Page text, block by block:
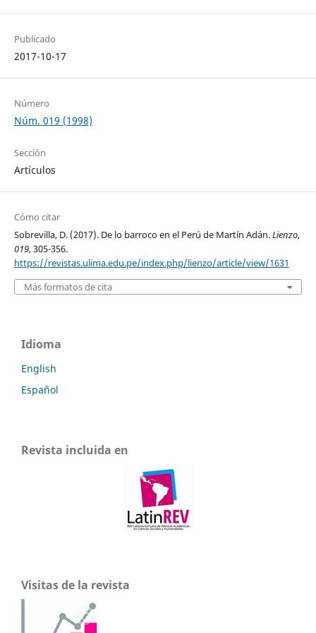
Publicado
2017-10-17
Número
Núm. 019 (1998)
Sección
Artículos
Cómo citar
Sobrevilla, D. (2017). De lo barroco en el Perú de Martín Adán.Lienzo,
019, 305-356.
https://revistas.ulima.edu.pe/index.php/lienzo/article/view/1631
Más formatos de cita
Idioma
English
Español
Revista incluida en
Visitas de la revista